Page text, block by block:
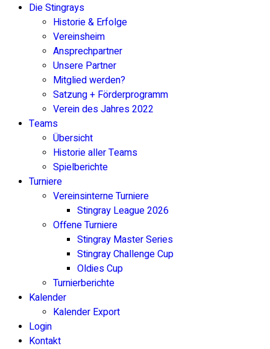
Die Stingrays
Historie & Erfolge
Vereinsheim
Ansprechpartner
Unsere Partner
Mitglied werden?
Satzung + Förderprogramm
Verein des Jahres 2022
Teams
Übersicht
Historie aller Teams
Spielberichte
Turniere
Vereinsinterne Turniere
Stingray League 2026
Offene Turniere
Stingray Master Series
Stingray Challenge Cup
Oldies Cup
Turnierberichte
Kalender
Kalender Export
Login
Kontakt